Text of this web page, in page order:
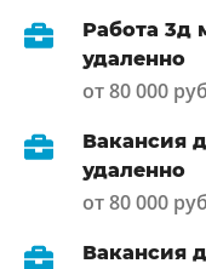
Работа 3д
удаленно
от 80 000
Вакансия
удаленно
от 80 000
Вакансия